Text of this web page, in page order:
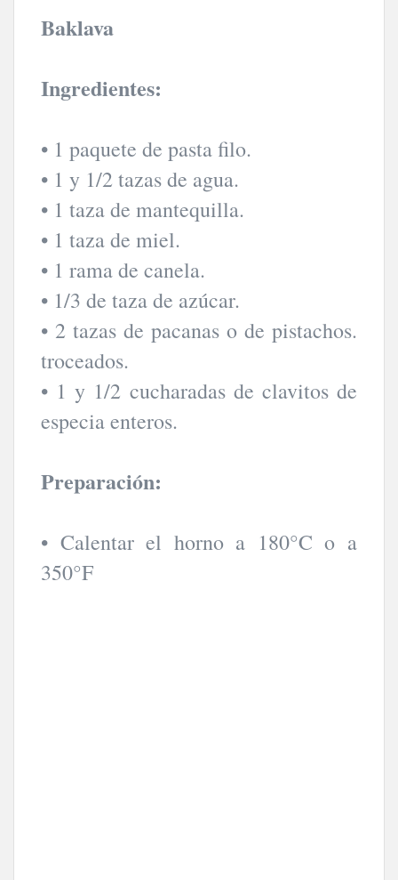
Baklava
Ingredientes:
• 1 paquete de pasta filo.
• 1 y 1/2 tazas de agua.
• 1 taza de mantequilla.
• 1 taza de miel.
• 1 rama de canela.
• 1/3 de taza de azúcar.
• 2 tazas de pacanas o de pistachos.
troceados.
• 1 y 1/2 cucharadas de clavitos de
especia enteros.
Preparación:
• Calentar el horno a 180°C o a
350°F